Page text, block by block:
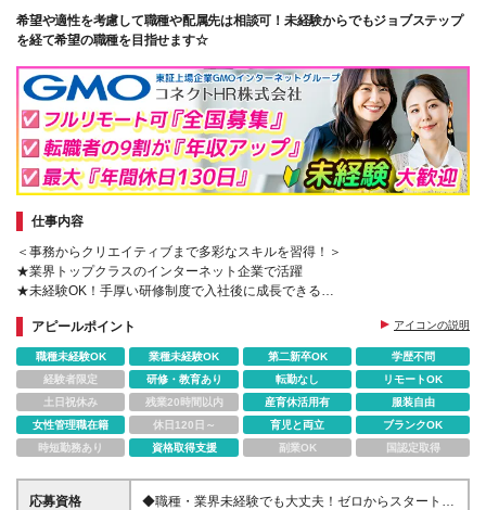
ジ・冷蔵庫あり ★社内イベントあり （ビュッフェや
体験型イベントなどなど！！） ※変更の範囲／稼働案
（東京近郊エリア）
希望や適性を考慮して職種や配属先は相談可！未経験からでもジョブステップ
を経て希望の職種を目指せます☆
仕事内容
＜事務からクリエイティブまで多彩なスキルを習得！＞
★業界トップクラスのインターネット企業で活躍
★未経験OK！手厚い研修制度で入社後に成長できる
アピールポイント
アイコンの説明
職種未経験OK 業種未経験OK 第二新卒OK
学歴不問
経験者限定
研修・教育あり 転勤なし
リモートOK
土日祝休み
残業20時間以内 産育休活用有
服装自由
女性管理職在籍
休日120日～ 育児と両立
ブランクOK
時短勤務あり
資格取得支援 副業OK 国認定取得
応募資格
◆職種・業界未経験でも大丈夫！ゼロからスタートを